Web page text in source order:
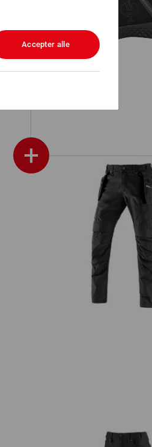
S2 sikkerhedssko e.s.
+
Holster-bukser
Accepter alle